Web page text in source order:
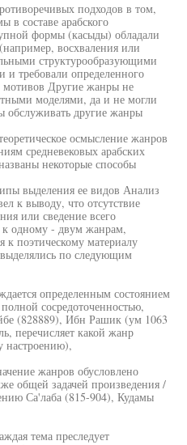
подходов в том,
в составе арабского
формы (касыды) обладали
восхваления или
структурообразующими
требовали определенного
мотивов Другие жанры не
моделями, да и не могли
обслуживать другие жанры
осмысление жанров
средневековых арабских
некоторые способы
выделения ее видов Анализ
к выводу, что отсутствие
или сведение всего
к одному - двум жанрам,
к поэтическому материалу
по следующим
определенным состоянием
сосредоточенностью,
(828889), Ибн Рашик (ум 1063
перечисляет какой жанр
настроению),
жанров обусловлено
общей задачей произведения /
Са'лаба (815-904), Кудамы
тема преследует